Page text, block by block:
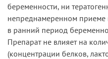
беременности, ни
непреднамеренном приеме
в ранний период
Препарат не влияет на
(концентрации белков,